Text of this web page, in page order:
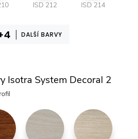
ISD 212 ISD 214
DALŠÍ BARVY
Isotra System Decoral 2